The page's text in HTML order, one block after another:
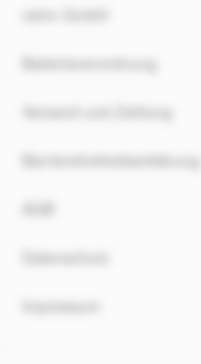
rahm GmbH
Batterieverordnung
Versand und Zahlung
Barrierefreiheitserklärung
Datenschutz
Impressum